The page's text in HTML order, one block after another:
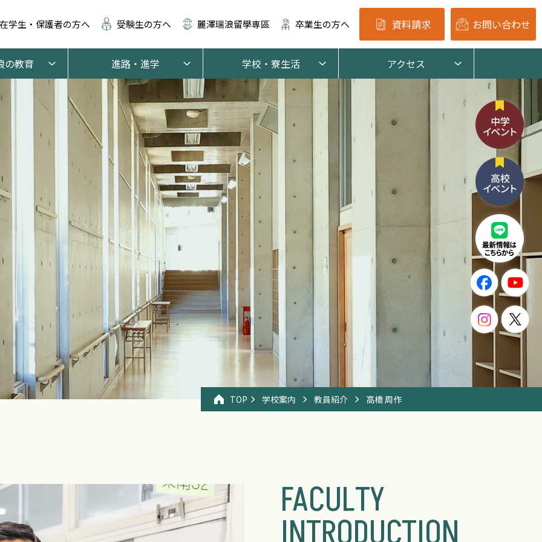
在学生・保護者の方へ 受験生の方へ 麗澤瑞浪留學専區 卒業生の方へ 資料請求 お問い合わせ
の教育 進路・進学 学校・寮生活 アクセス
TOP 学校案内 教員紹介 高橋 周作
FACULTY